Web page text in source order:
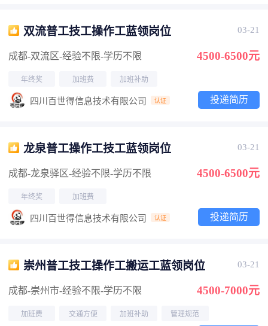
双流普工技工操作工蓝领岗位 03-21
成都-双流区-经验不限-学历不限 4500-6500元
年终奖 加班费 加班补助
四川百世得信息技术有限公司 认证 投递简历
龙泉普工操作工技工蓝领岗位 03-21
成都-龙泉驿区-经验不限-学历不限 4500-6500元
年终奖 加班费
四川百世得信息技术有限公司 认证 投递简历
崇州普工技工操作工搬运工蓝领岗位 03-21
成都-崇州市-经验不限-学历不限 4500-7000元
加班费 交通方便 加班补助 管理规范